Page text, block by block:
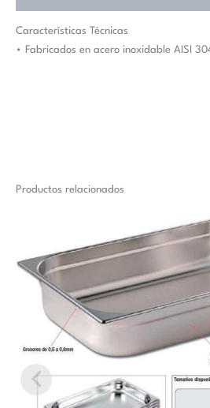
Características Técnicas
• Fabricados en acero inoxidable AISI
Productos relacionados